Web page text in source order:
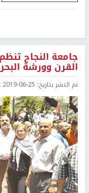
جامعة النجاح
القرن وورشة
تم النشر بتاريخ: 2019-06-25 22:52